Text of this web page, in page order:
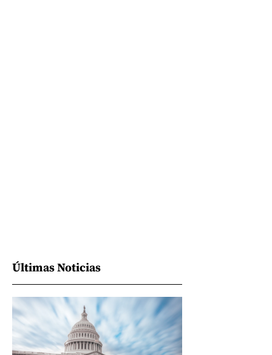
Últimas Noticias